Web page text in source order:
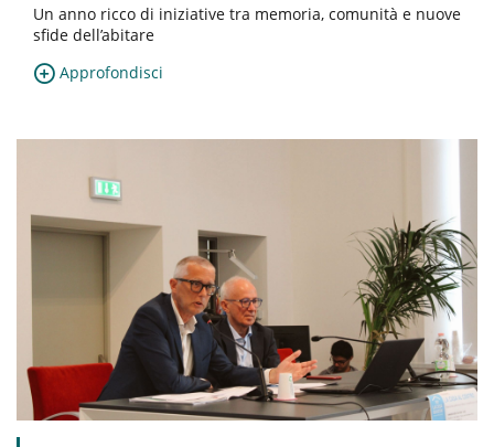
Un anno ricco di iniziative tra memoria, comunità e nuove
sfide dell’abitare
Approfondisci